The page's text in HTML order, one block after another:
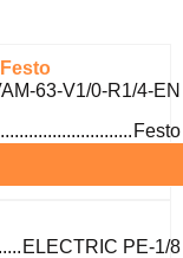
63-V1/0-R1/4-EN
Festo
ELECTRIC PE-1/8